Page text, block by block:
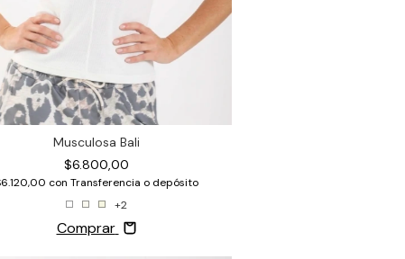
Musculosa Bali
$6.800,00
con Transferencia o depósito
+2
Comprar